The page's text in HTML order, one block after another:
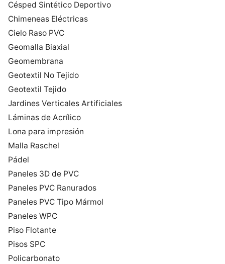
Césped Sintético Deportivo
Chimeneas Eléctricas
Cielo Raso PVC
Geomalla Biaxial
Geomembrana
Geotextil No Tejido
Geotextil Tejido
Jardines Verticales Artificiales
Láminas de Acrílico
Lona para impresión
Malla Raschel
Pádel
Paneles 3D de PVC
Paneles PVC Ranurados
Paneles PVC Tipo Mármol
Paneles WPC
Piso Flotante
Pisos SPC
Policarbonato